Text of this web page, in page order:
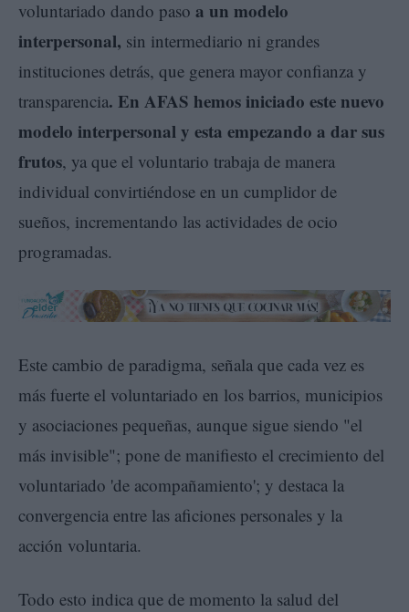
voluntariado dando paso a un modelo
interpersonal, sin intermediario ni grandes
instituciones detrás, que genera mayor confianza y
transparencia. En AFAS hemos iniciado este nuevo
modelo interpersonal y esta empezando a dar sus
frutos, ya que el voluntario trabaja de manera
individual convirtiéndose en un cumplidor de
sueños, incrementando las actividades de ocio
programadas.
Este cambio de paradigma, señala que cada vez es
más fuerte el voluntariado en los barrios, municipios
y asociaciones pequeñas, aunque sigue siendo "el
más invisible"; pone de manifiesto el crecimiento del
voluntariado 'de acompañamiento'; y destaca la
convergencia entre las aficiones personales y la
acción voluntaria.
Todo esto indica que de momento la salud del